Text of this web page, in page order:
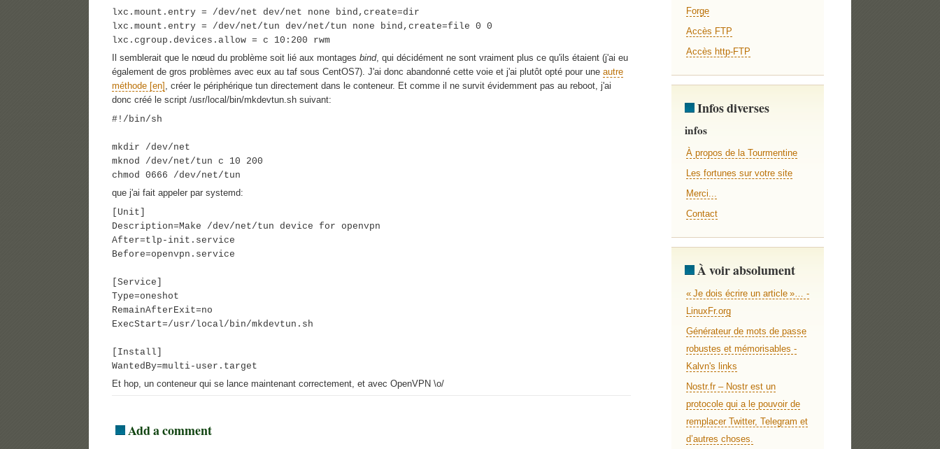
lxc.mount.entry = /dev/net dev/net none bind,create=dir
lxc.mount.entry = /dev/net/tun dev/net/tun none bind,create=file 0 0
lxc.cgroup.devices.allow = c 10:200 rwm
Il semblerait que le nœud du problème soit lié aux montages bind, qui décidément ne sont vraiment plus ce qu'ils étaient (j'ai eu
également de gros problèmes avec eux au taf sous CentOS7). J'ai donc abandonné cette voie et j'ai plutôt opté pour une autre
méthode
, créer le périphérique tun directement dans le conteneur. Et comme il ne survit évidemment pas au reboot, j'ai
donc créé le script /usr/local/bin/mkdevtun.sh suivant:
#!/bin/sh
mkdir /dev/net
mknod /dev/net/tun c 10 200
chmod 0666 /dev/net/tun
que j'ai fait appeler par systemd:
[Unit]
Description=Make /dev/net/tun device for openvpn
After=tlp-init.service
Before=openvpn.service
[Service]
Type=oneshot
RemainAfterExit=no
ExecStart=/usr/local/bin/mkdevtun.sh
[Install]
WantedBy=multi-user.target
Et hop, un conteneur qui se lance maintenant correctement, et avec OpenVPN \o/
Add a comment
Forge
Accès FTP
Accès http-FTP
Infos diverses
infos
À propos de la Tourmentine
Les fortunes sur votre site
Merci...
Contact
À voir absolument
« Je dois écrire un article »… -
LinuxFr.org
Générateur de mots de passe
robustes et mémorisables -
Kalvn's links
Nostr.fr – Nostr est un
protocole qui a le pouvoir de
remplacer Twitter, Telegram et
d’autres choses.